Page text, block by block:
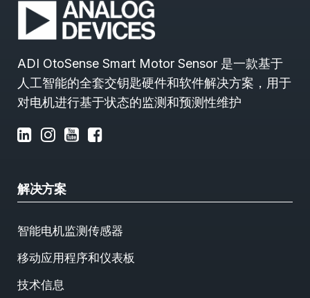
ADI OtoSense Smart Motor Sensor 是一款基于
人工智能的全套交钥匙硬件和软件解决方案，用于
对电机进行基于状态的监测和预测性维护
解决方案
智能电机监测传感器
移动应用程序和仪表板
技术信息